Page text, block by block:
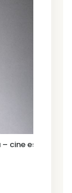
cine este